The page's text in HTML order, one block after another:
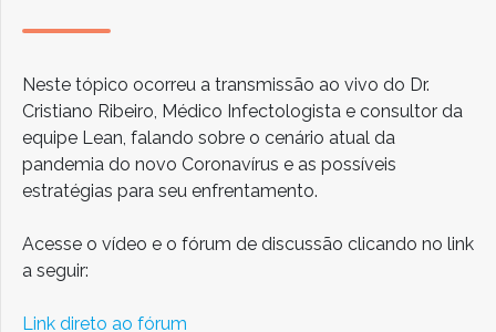
Neste tópico ocorreu a transmissão ao vivo do Dr.
Cristiano Ribeiro, Médico Infectologista e consultor da
equipe Lean, falando sobre o cenário atual da
pandemia do novo Coronavírus e as possíveis
estratégias para seu enfrentamento.
Acesse o vídeo e o fórum de discussão clicando no link
a seguir:
Link direto ao fórum